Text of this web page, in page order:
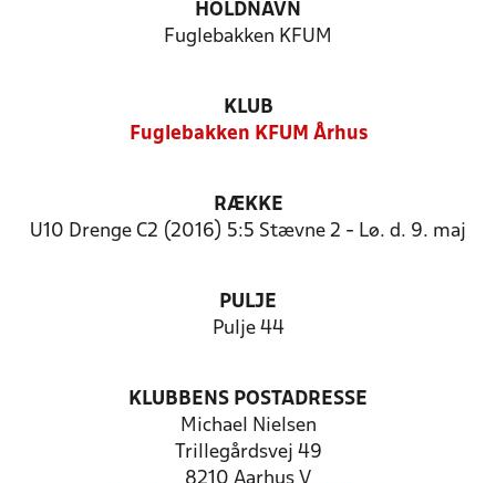
HOLDNAVN
Fuglebakken KFUM
KLUB
Fuglebakken KFUM Århus
RÆKKE
U10 Drenge C2 (2016) 5:5 Stævne 2 - Lø. d. 9. maj
PULJE
Pulje 44
KLUBBENS POSTADRESSE
Michael Nielsen
Trillegårdsvej 49
8210 Aarhus V